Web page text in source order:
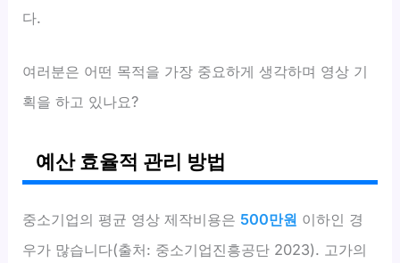
다.
여러분은 어떤 목적을 가장 중요하게 생각하며 영상 기
획을 하고 있나요?
예산 효율적 관리 방법
중소기업의 평균 영상 제작비용은 500만원 이하인 경
우가 많습니다(출처: 중소기업진흥공단 2023). 고가의